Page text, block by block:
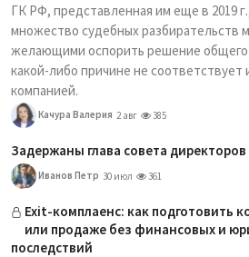
ГК РФ, представленная им еще в 2019
множество судебных разбирательств
желающими оспорить решение общего
какой-либо причине не соответствует
компанией.
Качура Валерия 2 авг 385
Задержаны глава совета
Иванов Петр 30 июл 361
Exit-комплаенс: как подготовить
или продаже без финансовых и
последствий